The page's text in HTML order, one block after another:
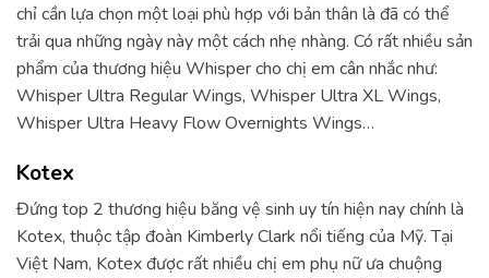
chỉ cần lựa chọn một loại phù hợp với bản thân là đã có thể
trải qua những ngày này một cách nhẹ nhàng. Có rất nhiều sản
phẩm của thương hiệu Whisper cho chị em cân nhắc như:
Whisper Ultra Regular Wings, Whisper Ultra XL Wings,
Whisper Ultra Heavy Flow Overnights Wings…
Kotex
Đứng top 2 thương hiệu băng vệ sinh uy tín hiện nay chính là
Kotex, thuộc tập đoàn Kimberly Clark nổi tiếng của Mỹ. Tại
Việt Nam, Kotex được rất nhiều chị em phụ nữ ưa chuộng